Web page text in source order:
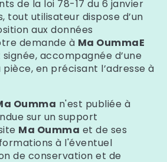
de la loi 78-17 du 6 janvier
tout utilisateur dispose d’un
aux données
demande à Ma OummaE
accompagnée d’une
en précisant l’adresse à
Oumma n'est publiée à
sur un support
Ma Oumma et de ses
à l'éventuel
de conservation et de